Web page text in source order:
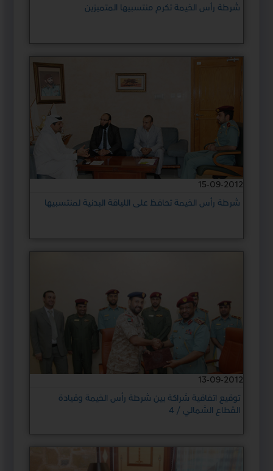
شرطة رأس الخيمة تكرم منتسبيها المتميزين
15-09-2012
شرطة رأس الخيمة تحافظ على اللياقة البدنية لمنتسبيها
13-09-2012
توقيع اتفاقية شراكة بين شرطة رأس الخيمة وقيادة
القطاع الشمالي / 4